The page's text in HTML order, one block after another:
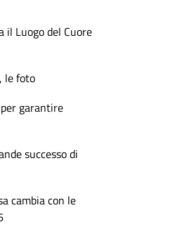
il Luogo del Cuore
le foto
garantire
successo di
cambia con le